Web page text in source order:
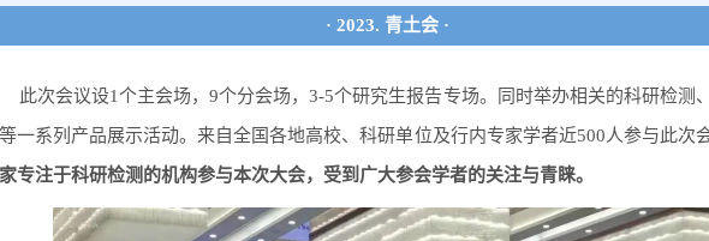
· 2023. 青土会 ·
此次会议设1个主会场，9个分会场，3-5个研究生报告专场。同时举办相关的科研检测
一系列产品展示活动。来自全国各地高校、科研单位及行内专家学者近500人参与此次会
专注于科研检测的机构参与本次大会，受到广大参会学者的关注与青睐。